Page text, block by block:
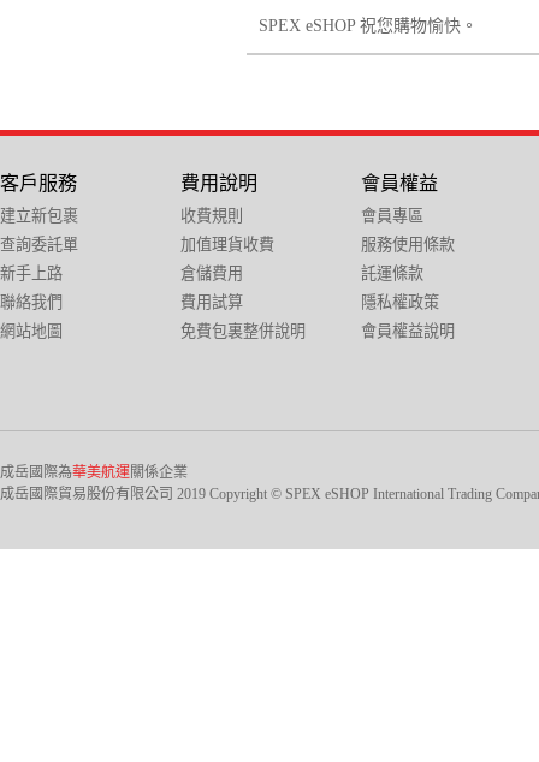
SPEX eSHOP 祝您購物愉快。
客戶服務
建立新包裹
查詢委託單
新手上路
聯絡我們
網站地圖
費用說明
收費規則
加值理貨收費
倉儲費用
費用試算
免費包裏整併說明
會員權益
會員專區
服務使用條款
託運條款
隱私權政策
會員權益說明
成岳國際為華美航運關係企業
成岳國際貿易股份有限公司 2019 Copyright © SPEX eSHOP International Trading